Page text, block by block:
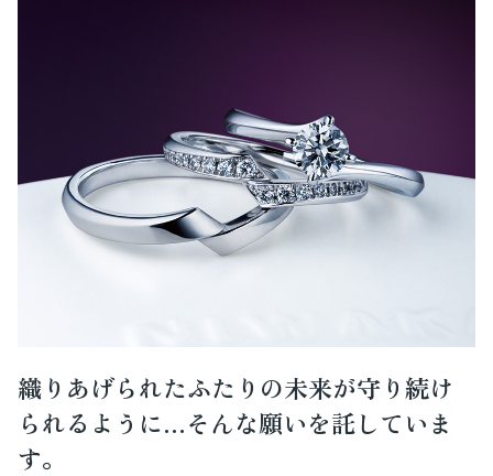
織りあげられたふたりの未来が守り続け
られるように…そんな願いを託していま
す。